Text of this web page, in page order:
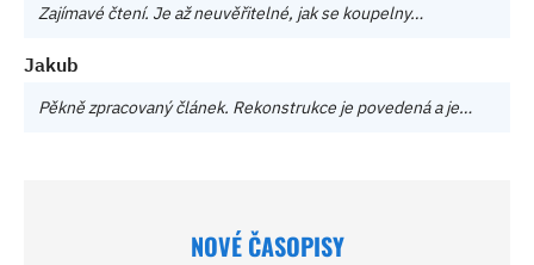
Zajímavé čtení. Je až neuvěřitelné, jak se koupelny…
Jakub
Pěkně zpracovaný článek. Rekonstrukce je povedená a je…
NOVÉ ČASOPISY